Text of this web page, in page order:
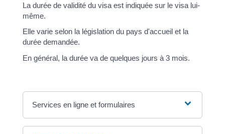
La durée de validité du visa est indiquée sur le visa lui-
même.
Elle varie selon la législation du pays d'accueil et la
durée demandée.
En général, la durée va de quelques jours à 3 mois.
Services en ligne et formulaires